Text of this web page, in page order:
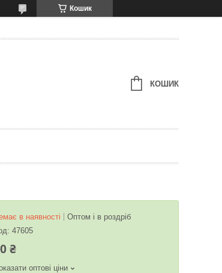
Кошик
КОШИК
в наявності
Оптом і в роздріб
47605
₴
оптові ціни